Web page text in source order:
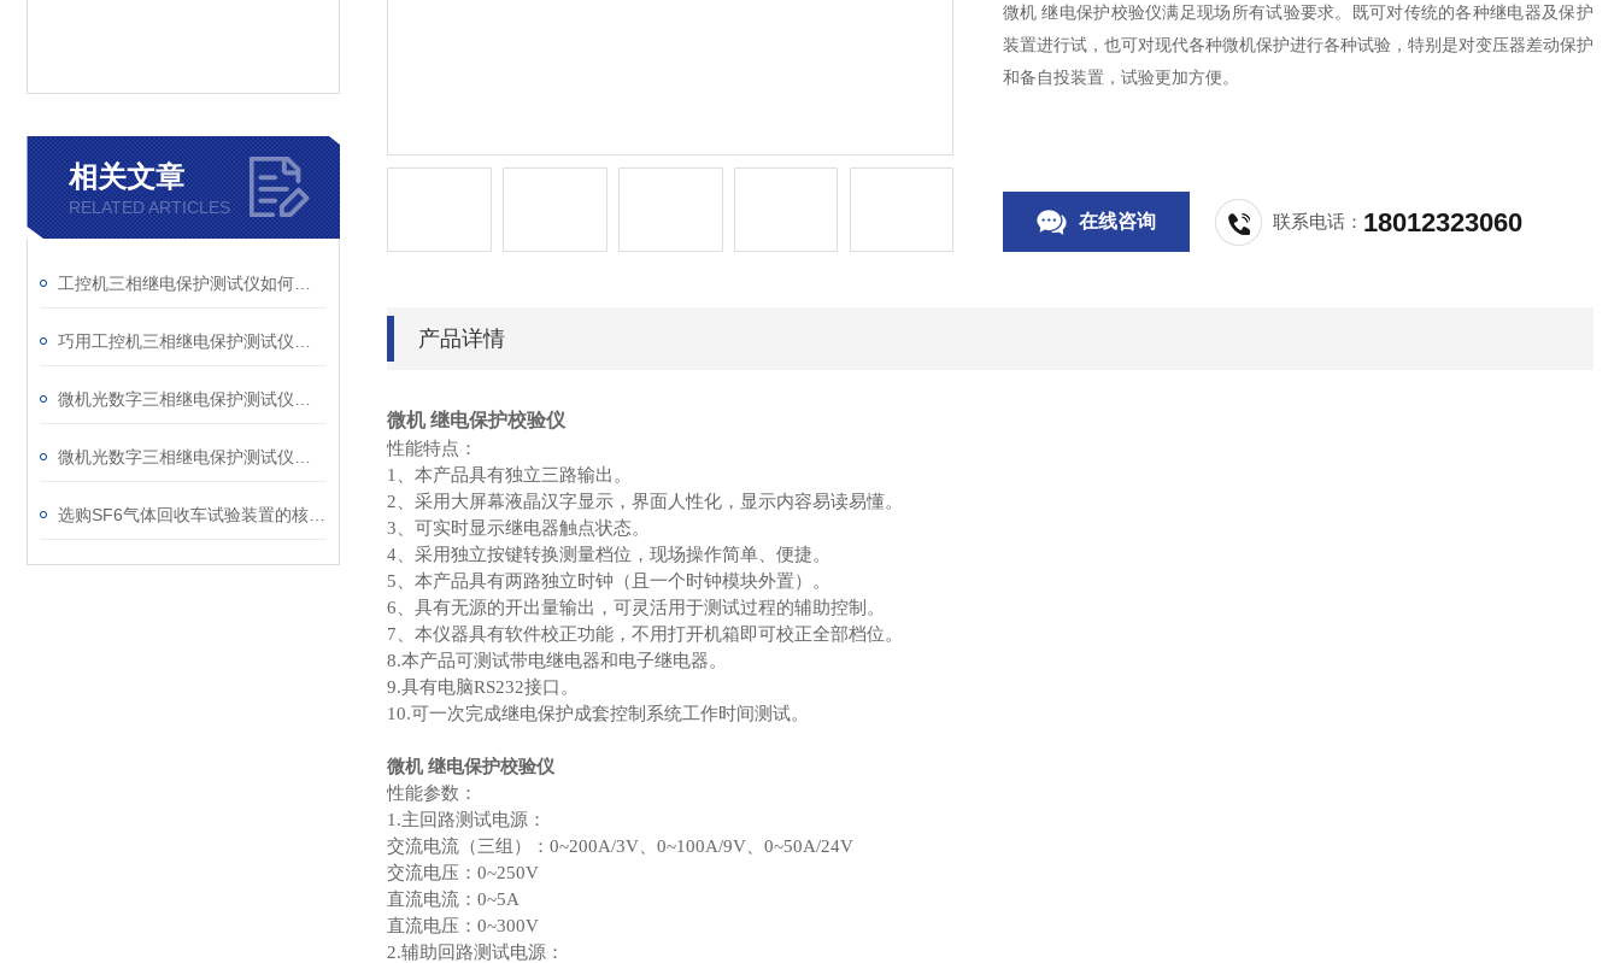
相关文章
RELATED ARTICLES
微机 继电保护校验仪满足现场所有试验要求。既可对传统的各种继电器及保护
装置进行试，也可对现代各种微机保护进行各种试验，特别是对变压器差动保护
和备自投装置，试验更加方便。
在线咨询 联系电话： 18012323060
产品详情
微机 继电保护校验仪
性能特点：
1
、本产品具有独立三路输出。
2 、采用大屏幕液晶汉字显示，界面人性化，显示内容易读易懂。
3 、可实时显示继电器触点状态。
4 、采用独立按键转换测量档位，现场操作简单、便捷。
5 、本产品具有两路独立时钟（且一个时钟模块外置）。
6 、具有无源的开出量输出，可灵活用于测试过程的辅助控制。
7 、本仪器具有软件校正功能，不用打开机箱即可校正全部档位。
8.本产品可测试带电继电器和电子继电器。
9.具有电脑RS232接口。
10.可一次完成继电保护成套控制系统工作时间测试。
微机 继电保护校验仪
性能参数：
1.主回路测试电源：
交流电流（三组）：0~200A/3V、0~100A/9V、0~50A/24V
交流电压：0~250V
直流电流：0~5A
直流电压：0~300V
2.辅助回路测试电源：